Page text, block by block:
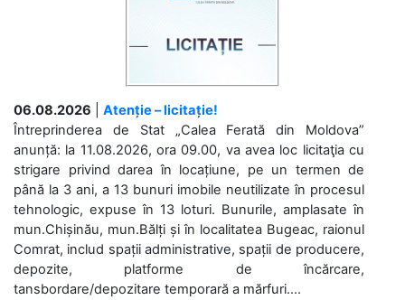
06.08.2026
Atenție – licitație!
Întreprinderea de Stat „Calea Ferată din Moldova”
anunță: la 11.08.2026, ora 09.00, va avea loc licitaţia cu
strigare privind darea în locațiune, pe un termen de
până la 3 ani, a 13 bunuri imobile neutilizate în procesul
tehnologic, expuse în 13 loturi. Bunurile, amplasate în
mun.Chișinău, mun.Bălți și în localitatea Bugeac, raionul
Comrat, includ spații administrative, spații de producere,
depozite, platforme de încărcare,
tansbordare/depozitare temporară a mărfuri....